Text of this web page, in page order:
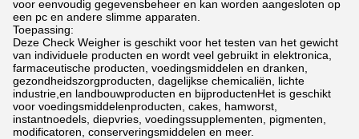
voor eenvoudig gegevensbeheer en kan worden aangesloten op
een pc en andere slimme apparaten.
Toepassing:
Deze Check Weigher is geschikt voor het testen van het gewicht
van individuele producten en wordt veel gebruikt in elektronica,
farmaceutische producten, voedingsmiddelen en dranken,
gezondheidszorgproducten, dagelijkse chemicaliën, lichte
industrie,en landbouwproducten en bijproductenHet is geschikt
voor voedingsmiddelenproducten, cakes, hamworst,
instantnoedels, diepvries, voedingssupplementen, pigmenten,
modificatoren, conserveringsmiddelen en meer.